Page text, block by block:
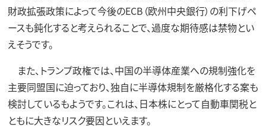
財政拡張政策によって今後のECB（欧州中央銀行）の利下げペ
ースも鈍化すると考えられることで、過度な期待感は禁物とい
えそうです。
また、トランプ政権では、中国の半導体産業への規制強化を
主要同盟国に迫っており、独自に半導体規制を厳格化する案も
検討しているもようです。これは、日本株にとって自動車関税と
ともに大きなリスク要因といえます。